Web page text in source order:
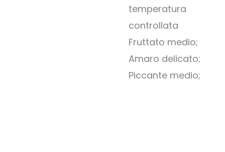
temperatura
controllata
Fruttato medio;
Amaro delicato;
Piccante medio;